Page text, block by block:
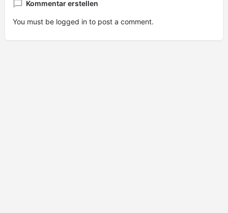
Kommentar erstellen
You must be logged in to post a comment.